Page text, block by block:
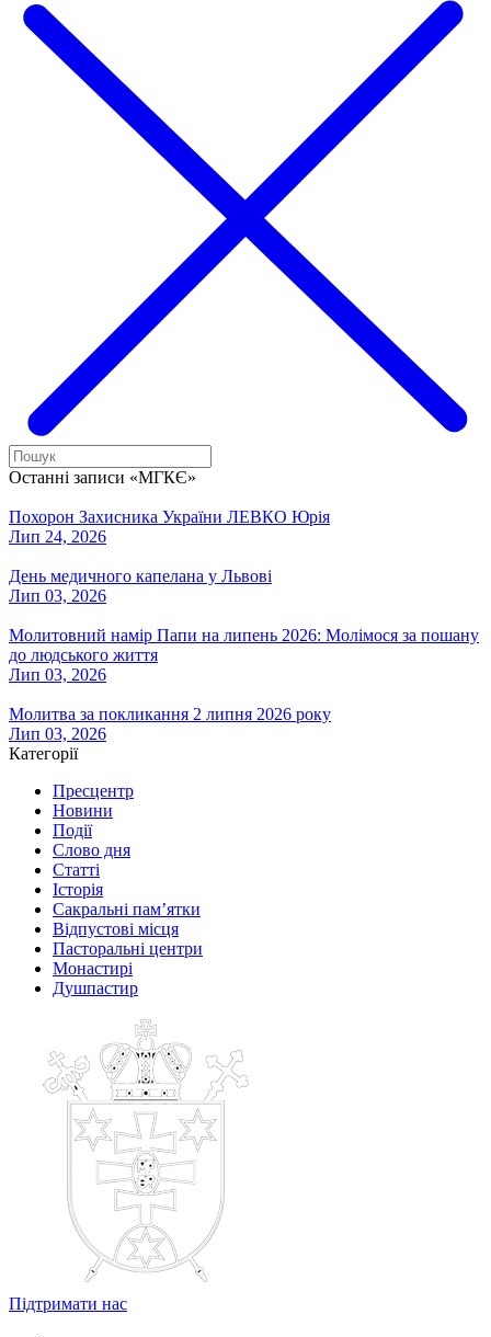
Останні записи «МГКЄ»
Похорон Захисника України ЛЕВКО Юрія
Лип 24, 2026
День медичного капелана у Львові
Лип 03, 2026
Молитовний намір Папи на липень 2026: Молімося за пошану
до людського життя
Лип 03, 2026
Молитва за покликання 2 липня 2026 року
Лип 03, 2026
Категорії
Пресцентр
Новини
Події
Слово дня
Статті
Історія
Сакральні пам’ятки
Відпустові місця
Пасторальні центри
Монастирі
Душпастир
Підтримати нас